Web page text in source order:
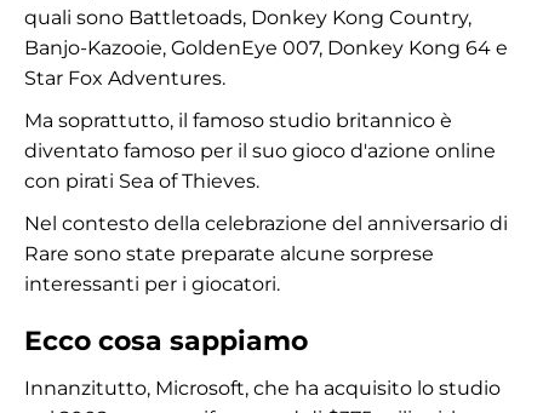
quali sono Battletoads, Donkey Kong Country,
Banjo-Kazooie, GoldenEye 007, Donkey Kong 64 e
Star Fox Adventures.
Ma soprattutto, il famoso studio britannico è
diventato famoso per il suo gioco d'azione online
con pirati Sea of Thieves.
Nel contesto della celebrazione del anniversario di
Rare sono state preparate alcune sorprese
interessanti per i giocatori.
Ecco cosa sappiamo
Innanzitutto, Microsoft, che ha acquisito lo studio